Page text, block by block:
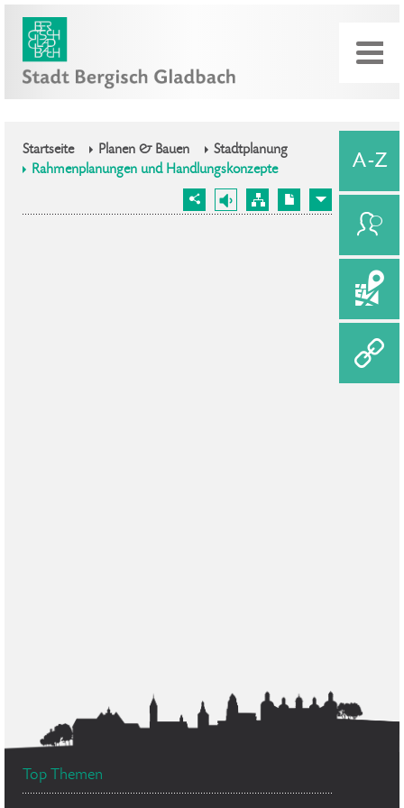
Startseite Planen & Bauen
Stadtplanung
Rahmenplanungen und Handlungskonzepte
Top Themen